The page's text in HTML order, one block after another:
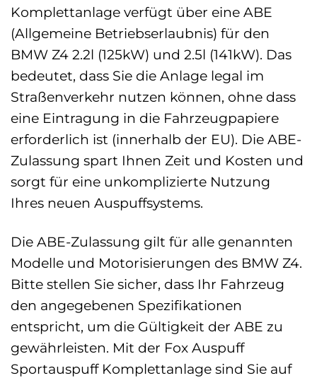
Komplettanlage verfügt über eine ABE
(Allgemeine Betriebserlaubnis) für den
BMW Z4 2.2l (125kW) und 2.5l (141kW). Das
bedeutet, dass Sie die Anlage legal im
Straßenverkehr nutzen können, ohne dass
eine Eintragung in die Fahrzeugpapiere
erforderlich ist (innerhalb der EU). Die ABE-
Zulassung spart Ihnen Zeit und Kosten und
sorgt für eine unkomplizierte Nutzung
Ihres neuen Auspuffsystems.
Die ABE-Zulassung gilt für alle genannten
Modelle und Motorisierungen des BMW Z4.
Bitte stellen Sie sicher, dass Ihr Fahrzeug
den angegebenen Spezifikationen
entspricht, um die Gültigkeit der ABE zu
gewährleisten. Mit der Fox Auspuff
Sportauspuff Komplettanlage sind Sie auf